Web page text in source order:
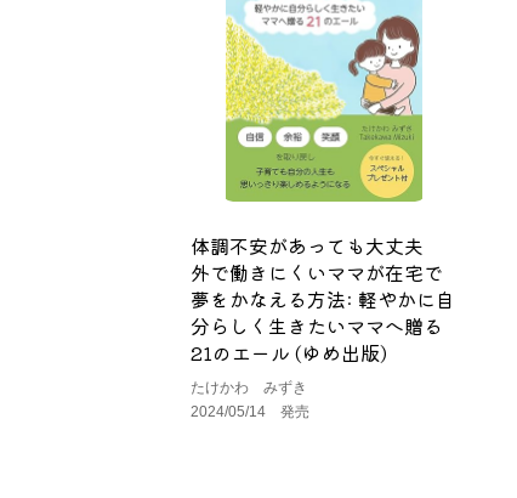
体調不安があっても大丈夫
外で働きにくいママが在宅で
夢をかなえる方法: 軽やかに自
分らしく生きたいママへ贈る
21のエール (ゆめ出版)
たけかわ みずき
2024/05/14 発売